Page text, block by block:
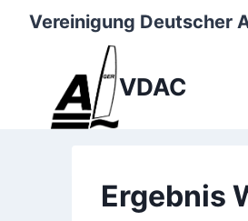
ZumVereinigung Deutscher
VDAC
Ergebnis